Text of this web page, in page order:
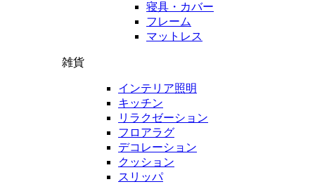
寝具・カバー
フレーム
マットレス
雑貨
インテリア照明
キッチン
リラクゼーション
フロアラグ
デコレーション
クッション
スリッパ